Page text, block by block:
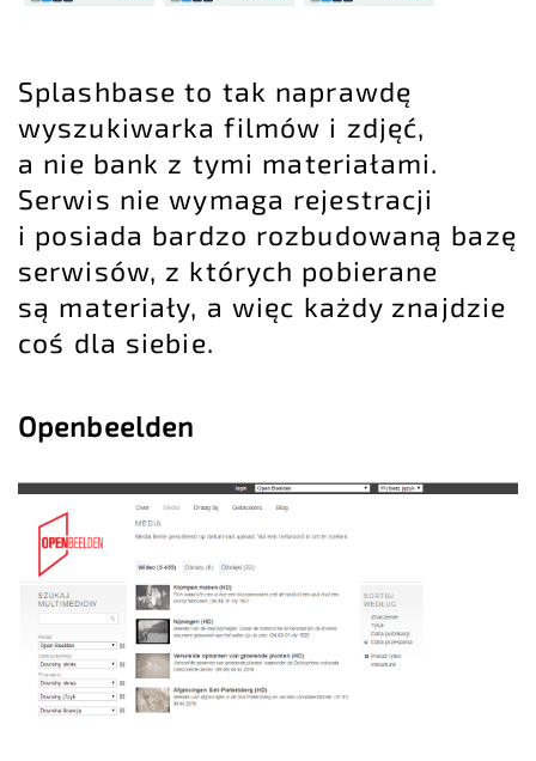
Splashbase to tak naprawdę
wyszukiwarka filmów i zdjęć,
a nie bank z tymi materiałami.
Serwis nie wymaga rejestracji
i posiada bardzo rozbudowaną bazę
serwisów, z których pobierane
są materiały, a więc każdy znajdzie
coś dla siebie.
Openbeelden